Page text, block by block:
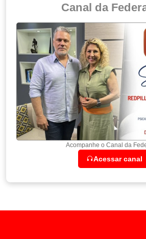
Canal da
Acompanhe o Canal da
Acessar canal